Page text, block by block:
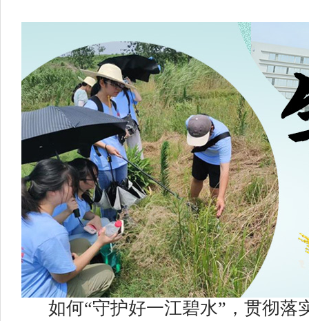
如何“守护好一江碧水”，贯彻落